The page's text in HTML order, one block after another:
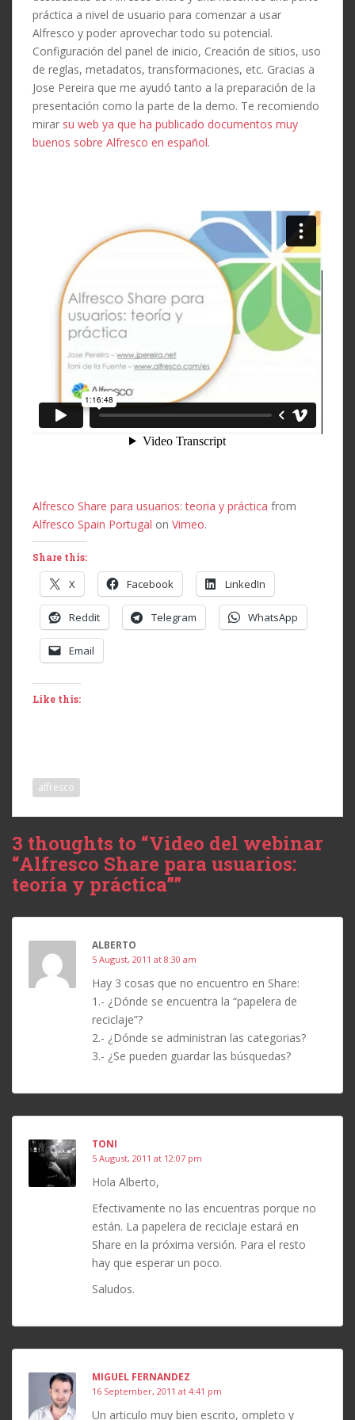
práctica a nivel de usuario para comenzar a usar
Alfresco y poder aprovechar todo su potencial.
Configuración del panel de inicio, Creación de sitios, uso
de reglas, metadatos, transformaciones, etc. Gracias a
Jose Pereira que me ayudó tanto a la preparación de la
presentación como la parte de la demo. Te recomiendo
mirar su web ya que ha publicado documentos muy
buenos sobre Alfresco en español.
Alfresco Share para usuarios: teoria y práctica from
Alfresco Spain Portugal on Vimeo.
Share this:
X Facebook LinkedIn
Reddit Telegram WhatsApp
Email
Like this:
alfresco
3 thoughts to “Video del webinar
“Alfresco Share para usuarios:
teoría y práctica””
ALBERTO
5 August, 2011 at 8:30 am
Hay 3 cosas que no encuentro en Share:
1.- ¿Dónde se encuentra la “papelera de
reciclaje”?
2.- ¿Dónde se administran las categorias?
3.- ¿Se pueden guardar las búsquedas?
TONI
5 August, 2011 at 12:07 pm
Hola Alberto,
Efectivamente no las encuentras porque no
están. La papelera de reciclaje estará en
Share en la próxima versión. Para el resto
hay que esperar un poco.
Saludos.
MIGUEL FERNANDEZ
16 September, 2011 at 4:41 pm
Un articulo muy bien escrito, ompleto y